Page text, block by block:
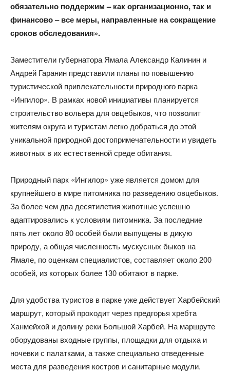
обязательно поддержим – как организационно, так и
финансово – все меры, направленные на сокращение
сроков обследования».​
Заместители губернатора Ямала Александр Калинин и
Андрей Гаранин представили планы по повышению
туристической привлекательности природного парка
«Ингилор». В рамках новой инициативы планируется
строительство вольера для овцебыков, что позволит
жителям округа и туристам легко добраться до этой
уникальной природной достопримечательности и увидеть
животных в их естественной среде обитания.
Природный парк «Ингилор» уже является домом для
крупнейшего в мире питомника по разведению овцебыков.
За более чем два десятилетия животные успешно
адаптировались к условиям питомника. За последние
пять лет около 80 особей были выпущены в дикую
природу, а общая численность мускусных быков на
Ямале, по оценкам специалистов, составляет около 200
особей, из которых более 130 обитают в парке.
Для удобства туристов в парке уже действует Харбейский
маршрут, который проходит через предгорья хребта
Ханмейхой и долину реки Большой Харбей. На маршруте
оборудованы входные группы, площадки для отдыха и
ночевки с палатками, а также специально отведенные
места для разведения костров и санитарные модули.